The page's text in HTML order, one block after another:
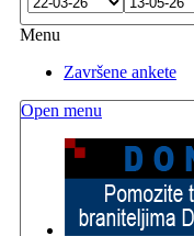
Menu
Završene ankete
Open menu